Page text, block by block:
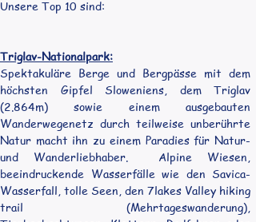
Unsere Top 10 sind:
Triglav-Nationalpark:
Spektakuläre Berge und Bergpässe mit dem
höchsten Gipfel Sloweniens, dem Triglav
(2.864m) sowie einem ausgebauten
Wanderwegenetz durch teilweise unberührte
Natur macht ihn zu einem Paradies für Natur-
und Wanderliebhaber.  Alpine Wiesen,
beeindruckende Wasserfälle wie den Savica-
Wasserfall, tolle Seen, den 7lakes Valley hiking
trail (Mehrtageswanderung),